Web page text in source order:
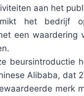
aan het
mikt het bedrijf
een waardering
beursintroductie
Alibaba, dat
merk